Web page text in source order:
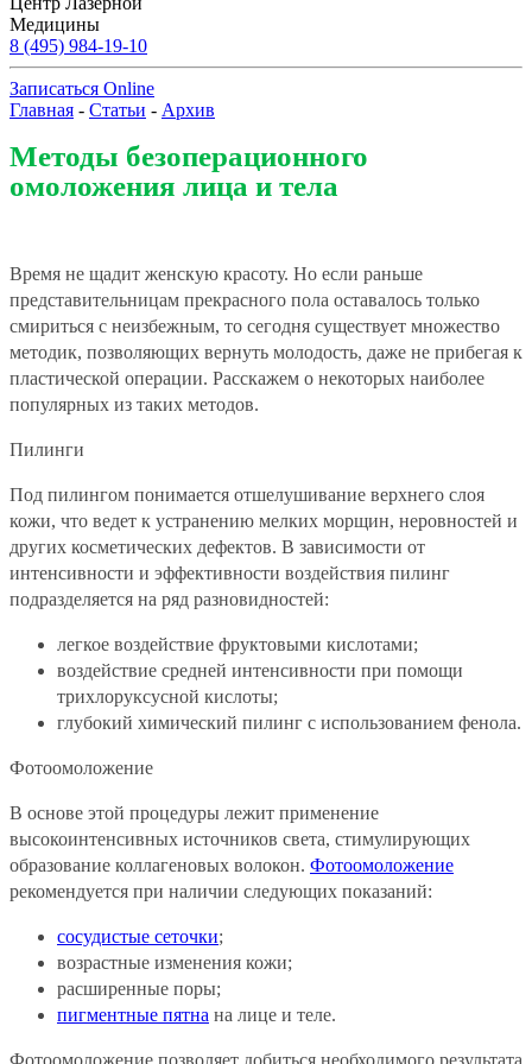
Медицины
8 (495) 984-19-10
Записаться Online
Главная - Статьи - Архив
Методы безоперационного
омоложения лица и тела
Время не щадит женскую красоту. Но если раньше
представительницам прекрасного пола оставалось только
смириться с неизбежным, то сегодня существует множество
методик, позволяющих вернуть молодость, даже не прибегая к
пластической операции. Расскажем о некоторых наиболее
популярных из таких методов.
Пилинги
Под пилингом понимается отшелушивание верхнего слоя
кожи, что ведет к устранению мелких морщин, неровностей и
других косметических дефектов. В зависимости от
интенсивности и эффективности воздействия пилинг
подразделяется на ряд разновидностей:
легкое воздействие фруктовыми кислотами;
воздействие средней интенсивности при помощи
трихлоруксусной кислоты;
глубокий химический пилинг с использованием фенола.
Фотоомоложение
В основе этой процедуры лежит применение
высокоинтенсивных источников света, стимулирующих
образование коллагеновых волокон. Фотоомоложение
рекомендуется при наличии следующих показаний:
сосудистые сеточки;
возрастные изменения кожи;
расширенные поры;
пигментные пятна на лице и теле.
Фотоомоложение позволяет добиться необходимого результата